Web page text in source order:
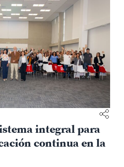
minera del Perú
de la gobernanza